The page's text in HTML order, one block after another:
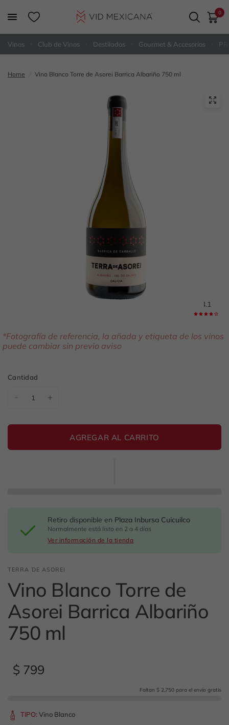
0
Vinos Club de Vinos Destilados Gourmet & Accesorios
Home Vino Blanco Torre de Asorei Barrica Albariño 750 ml
4.1
*Fotografía de referencia, la añada y etiqueta de los vinos
puede cambiar sin previo aviso
Cantidad
AGREGAR AL CARRITO
Retiro disponible en Plaza Inbursa Cuicuilco
Normalmente está listo en 2 a 4 días
Ver información de la tienda
TERRA DE ASOREI
Vino Blanco Torre de
Asorei Barrica Albariño
750 ml
$ 799
Faltan $ 2,750 para el envío gratis
TIPO: Vino Blanco